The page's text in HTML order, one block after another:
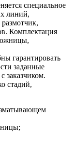
специальное
линий,
Комплектация
гарантировать
заданные
заказчиком.
стадий,